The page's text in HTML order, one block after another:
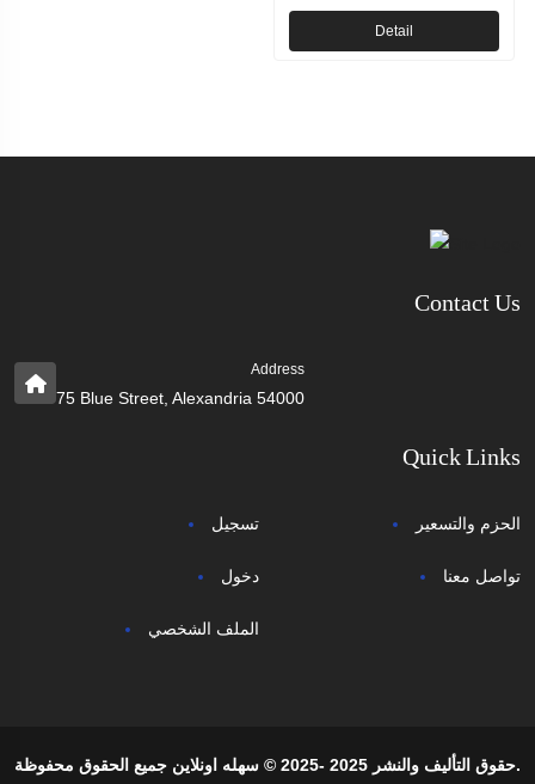
Detail
Contact Us
Address
75 Blue Street, Alexandria 54000
Quick Links
تسجيل
دخول
الملف الشخصي
الحزم والتسعير
تواصل معنا
حقوق التأليف والنشر 2025 -2025 © سهله اونلاين جميع الحقوق محفوظة.